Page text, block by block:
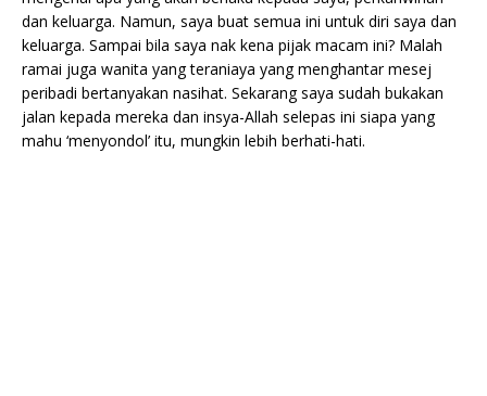
dan keluarga. Namun, saya buat semua ini untuk diri saya dan
keluarga. Sampai bila saya nak kena pijak macam ini? Malah
ramai juga wanita yang teraniaya yang menghantar mesej
peribadi bertanyakan nasihat. Sekarang saya sudah bukakan
jalan kepada mereka dan insya-Allah selepas ini siapa yang
mahu ‘menyondol’ itu, mungkin lebih berhati-hati.